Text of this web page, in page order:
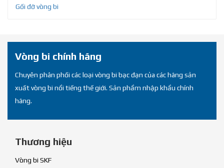
Gối đỡ vòng bi
Vòng bi chính hãng
Chuyên phân phối các loại vòng bi bạc đạn của các hãng sản
xuất vòng bi nổi tiếng thế giới. Sản phẩm nhập khẩu chính
hãng.
Thương hiệu
Vòng bi SKF